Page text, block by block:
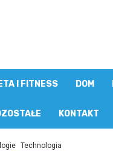
I FITNESS DOM
KONTAKT
Technologia